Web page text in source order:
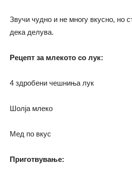
Звучи чудно и не многу вкусно, но
дека делува.
Рецепт за млекото со лук:
4 здробени чешниња лук
Шолја млеко
Мед по вкус
Приготвување: